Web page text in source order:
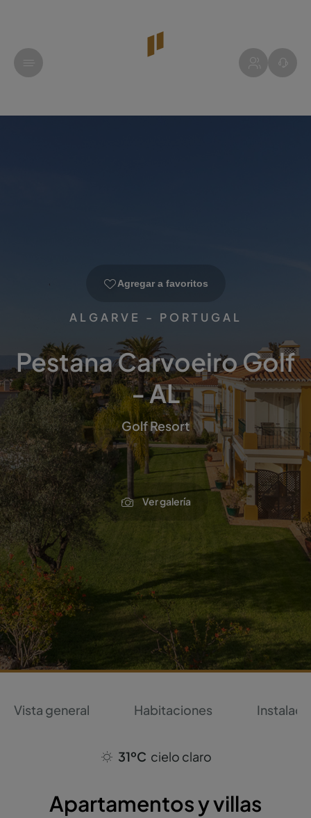
Agregar a favoritos
ALGARVE - PORTUGAL
Pestana Carvoeiro Golf
- AL
Golf Resort
Ver galería
Vista general Habitaciones
31ºC cielo claro
Apartamentos y villas